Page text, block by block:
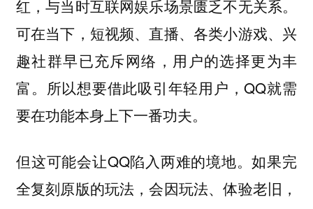
红，与当时互联网娱乐场景匮乏不无关系。
可在当下，短视频、直播、各类小游戏、兴
趣社群早已充斥网络，用户的选择更为丰
富。所以想要借此吸引年轻用户，QQ就需
要在功能本身上下一番功夫。
但这可能会让QQ陷入两难的境地。如果完
全复刻原版的玩法，会因玩法、体验老旧，